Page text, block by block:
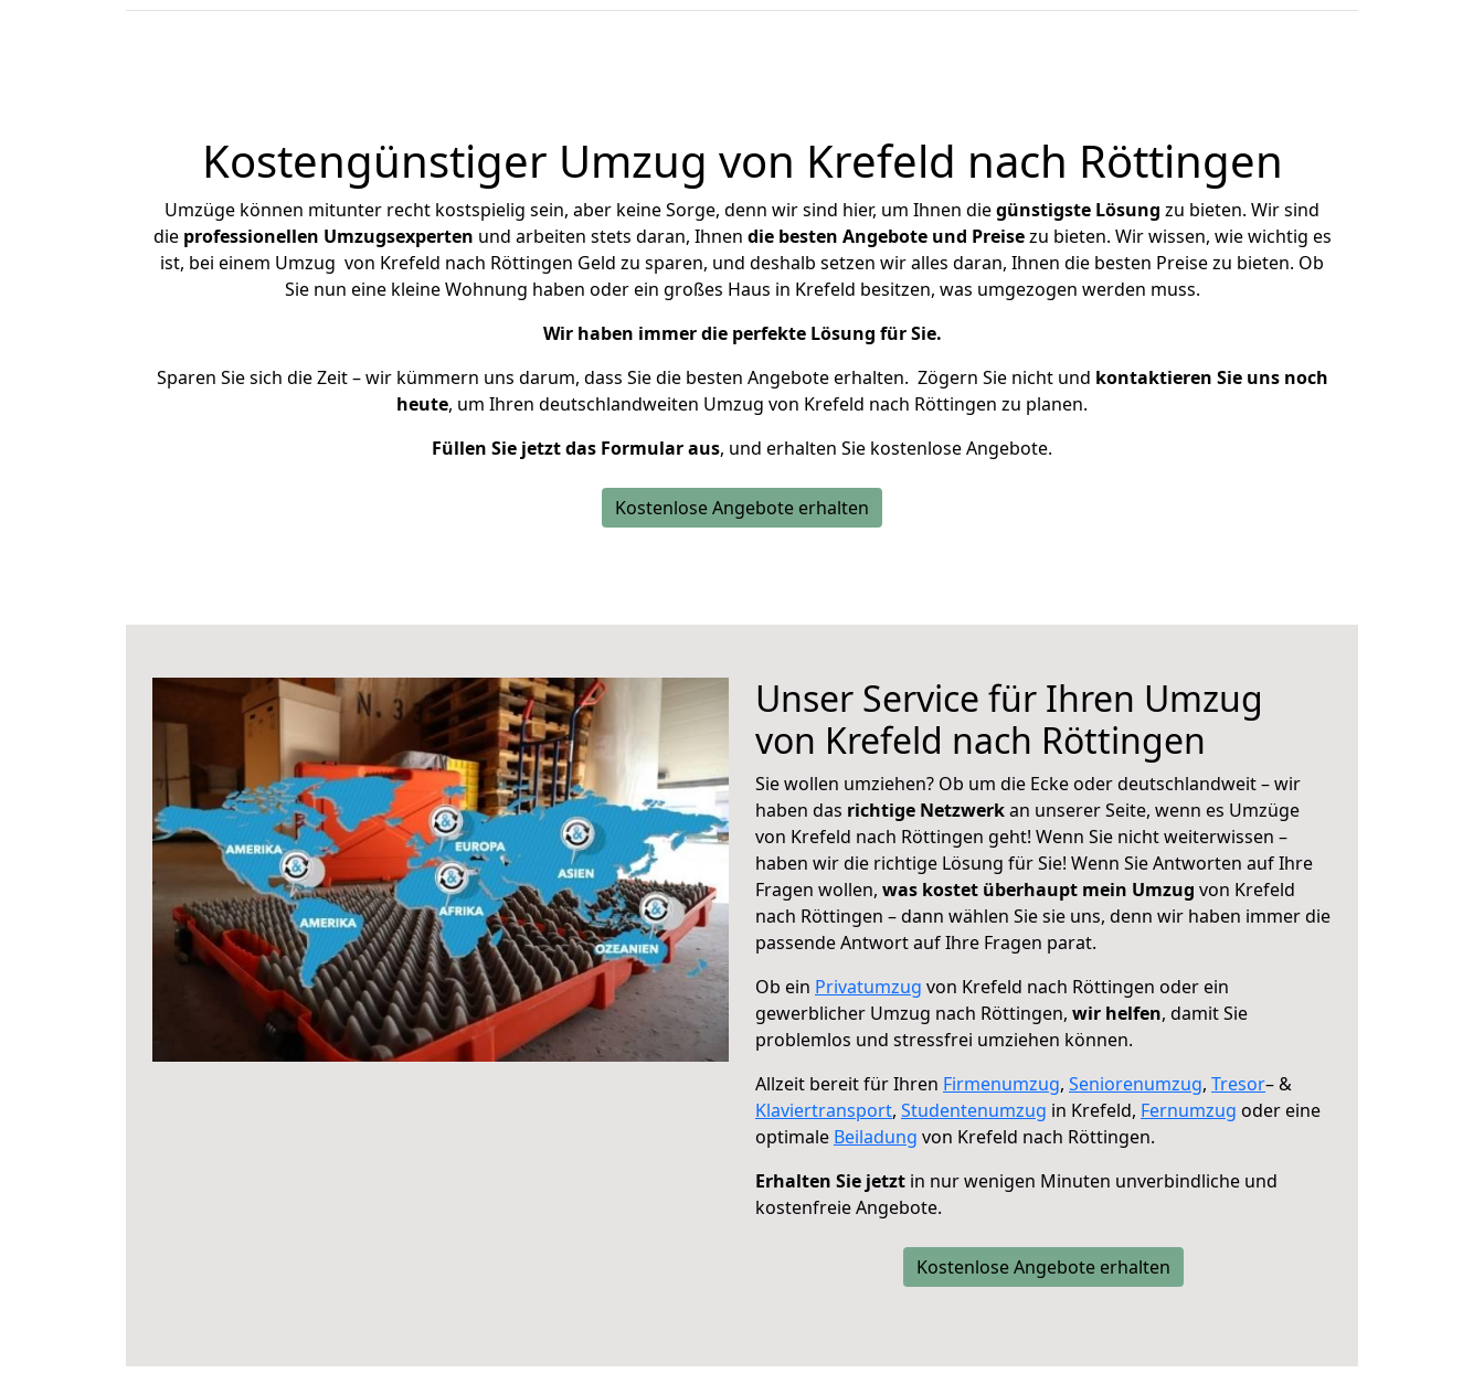
Kostengünstiger Umzug von Krefeld nach Röttingen
Umzüge können mitunter recht kostspielig sein, aber keine Sorge, denn wir sind hier, um Ihnen diegünstigste Lösung zu bieten. Wir sind
die professionellen Umzugsexperten und arbeiten stets daran, Ihnen die besten Angebote und Preisezu bieten. Wir wissen, wie wichtig es
ist, bei einem Umzug von Krefeld nach Röttingen Geld zu sparen, und deshalb setzen wir alles daran, Ihnen die besten Preise zu bieten. Ob
Sie nun eine kleine Wohnung haben oder ein großes Haus in Krefeld besitzen, was umgezogen werden muss.
Wir haben immer die perfekte Lösung für Sie.
Sparen Sie sich die Zeit – wir kümmern uns darum, dass Sie die besten Angebote erhalten. Zögern Sie nicht und kontaktieren Sie uns noch
heute, um Ihren deutschlandweiten Umzug von Krefeld nach Röttingen zu planen.
Füllen Sie jetzt das Formular aus, und erhalten Sie kostenlose Angebote.
Kostenlose Angebote erhalten
Unser Service für Ihren Umzug
von Krefeld nach Röttingen
Sie wollen umziehen? Ob um die Ecke oder deutschlandweit – wir
haben das richtige Netzwerkan unserer Seite, wenn es Umzüge
von Krefeld nach Röttingen geht! Wenn Sie nicht weiterwissen –
haben wir die richtige Lösung für Sie! Wenn Sie Antworten auf Ihre
Fragen wollen, was kostet überhaupt mein Umzug von Krefeld
nach Röttingen – dann wählen Sie sie uns, denn wir haben immer die
passende Antwort auf Ihre Fragen parat.
Ob ein Privatumzug von Krefeld nach Röttingen oder ein
gewerblicher Umzug nach Röttingen, wir helfen, damit Sie
problemlos und stressfrei umziehen können.
Allzeit bereit für Ihren Firmenumzug, Seniorenumzug, Tresor– &
Klaviertransport, Studentenumzug in Krefeld, Fernumzug oder eine
optimale Beiladung von Krefeld nach Röttingen.
Erhalten Sie jetzt in nur wenigen Minuten unverbindliche und
kostenfreie Angebote.
Kostenlose Angebote erhalten